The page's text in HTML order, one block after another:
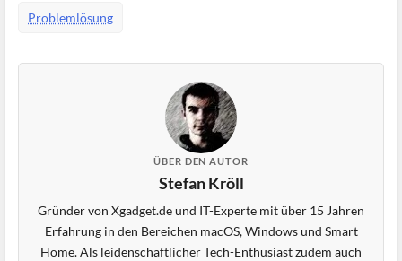
Problemlösung
ÜBER DEN AUTOR
Stefan Kröll
Gründer von Xgadget.de und IT-Experte mit über 15 Jahren
Erfahrung in den Bereichen macOS, Windows und Smart
Home. Als leidenschaftlicher Tech-Enthusiast zudem auch